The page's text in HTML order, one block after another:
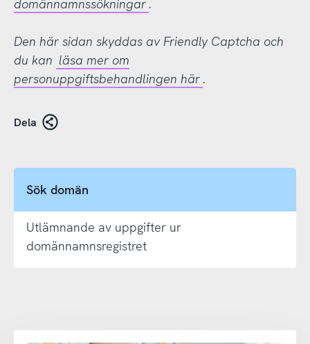
domännamnssökningar .
Den här sidan skyddas av Friendly Captcha och
du kan läsa mer om
personuppgiftsbehandlingen här .
Dela
Sök domän
Utlämnande av uppgifter ur
domännamnsregistret